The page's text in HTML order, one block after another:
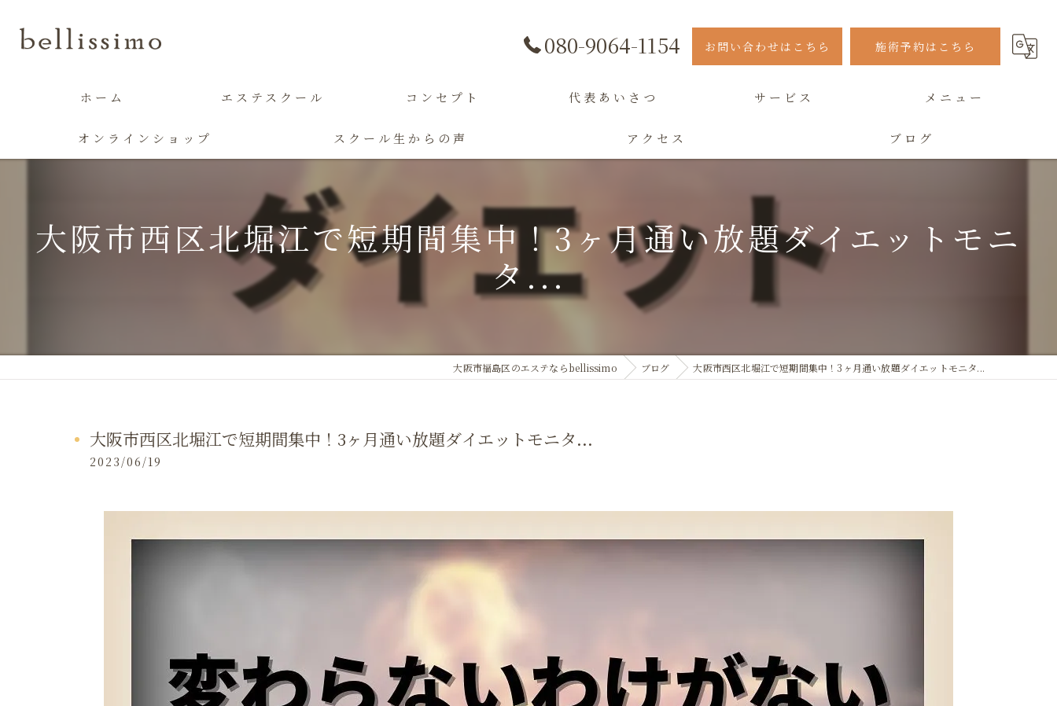
080-9064-1154 お問い合わせはこちら 施術予約はこちら
ホーム エステスクール コンセプト 代表あいさつ サービス メニュー
オンラインショップ スクール生からの声 アクセス ブログ
大阪市西区北堀江で短期間集中！3ヶ月通い放題ダイエットモニ
タ...
大阪市福島区のエステならbellissimo ブログ 大阪市西区北堀江で短期間集中！3ヶ月通い放題ダイエットモニタ...
大阪市西区北堀江で短期間集中！3ヶ月通い放題ダイエットモニタ...
2023/06/19